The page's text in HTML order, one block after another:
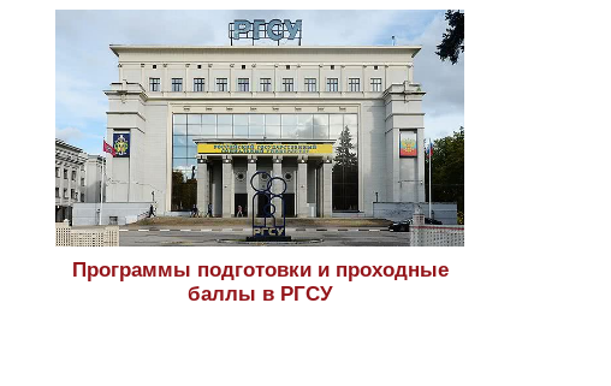
Программы подготовки и проходные
баллы в РГСУ